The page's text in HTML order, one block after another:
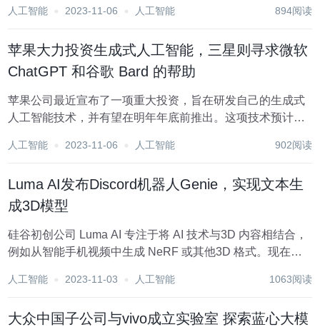
电力。这些能源足以支持国家每年2000万个家庭的生活，并
人工智能 2023-11-06 人工智能 894阅读
苹果大力投资生成式人工智能，三星则寻求微软
ChatGPT 和谷歌 Bard 的帮助
苹果公司最近宣布了一项重大投资，旨在研发自己的生成式
人工智能技术，并有望在明年年底前推出。这项技术预计将
新功能。 苹果首席执行官蒂姆·库克（Tim Cook）在 2023 财
人工智能 2023-11-06 人工智能 902阅读
Luma AI发布Discord机器人Genie，实现文本生
成3D模型
硅谷初创公司 Luma AI 专注于将 AI 技术与3D 内容相结合，
例如从智能手机视频中生成 NeRF 或其他3D 格式。现在，
文本到3D。 它可以从文本提示中生成3D内容，并在约20...
人工智能 2023-11-03 人工智能 1063阅读
大众中国子公司与vivo成立实验室 探索蓝心大模